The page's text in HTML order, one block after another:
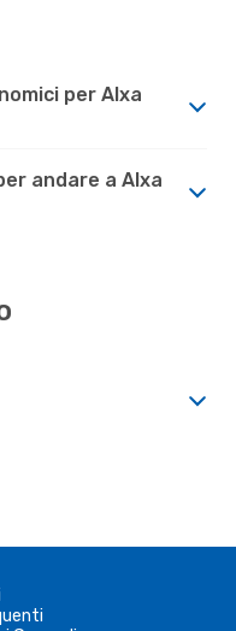
per Alxa
andare a Alxa